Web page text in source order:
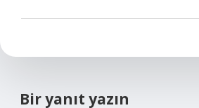
Bir yanıt yazın